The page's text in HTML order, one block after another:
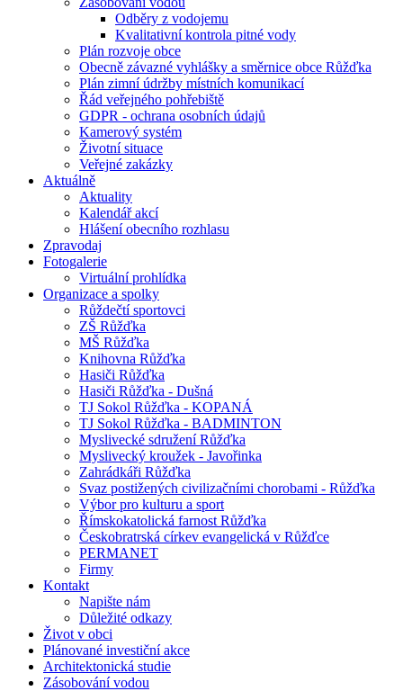
Odběry z vodojemu
Kvalitativní kontrola pitné vody
Plán rozvoje obce
Obecně závazné vyhlášky a směrnice obce Růžďka
Plán zimní údržby místních komunikací
Řád veřejného pohřebiště
GDPR - ochrana osobních údajů
Kamerový systém
Životní situace
Veřejné zakázky
Aktuálně
Aktuality
Kalendář akcí
Hlášení obecního rozhlasu
Zpravodaj
Fotogalerie
Virtuální prohlídka
Organizace a spolky
Růždečtí sportovci
ZŠ Růžďka
MŠ Růžďka
Knihovna Růžďka
Hasiči Růžďka
Hasiči Růžďka - Dušná
TJ Sokol Růžďka - KOPANÁ
TJ Sokol Růžďka - BADMINTON
Myslivecké sdružení Růžďka
Myslivecký kroužek - Javořinka
Zahrádkáři Růžďka
Svaz postižených civilizačními chorobami - Růžďka
Výbor pro kulturu a sport
Římskokatolická farnost Růžďka
Českobratrská církev evangelická v Růžďce
PERMANET
Firmy
Kontakt
Napište nám
Důležité odkazy
Život v obci
Plánované investiční akce
Architektonická studie
Zásobování vodou